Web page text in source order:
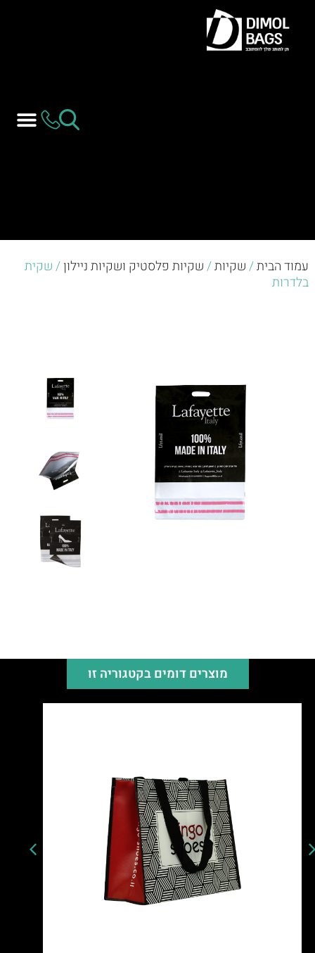
עמוד הבית/שקיות/שקיות פלסטיק ושקיות ניילון/ שקית
בלדרות
מוצרים דומים בקטגוריה זו